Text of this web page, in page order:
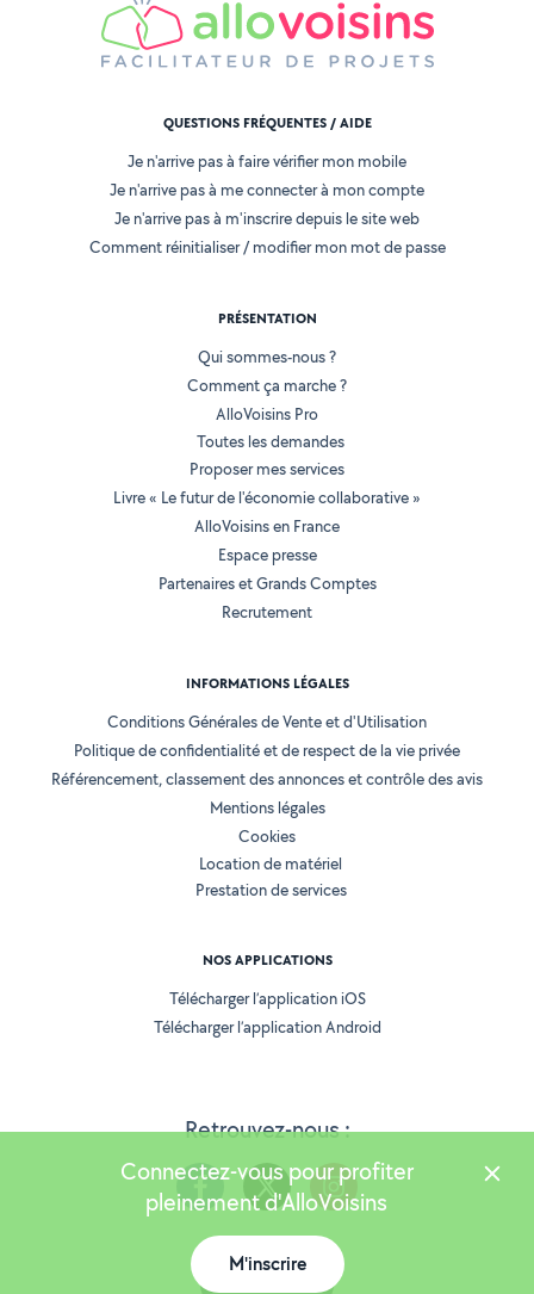
Retrouvez-nous :
QUESTIONS FRÉQUENTES / AIDE
Je n'arrive pas à faire vérifier mon mobile
Je n'arrive pas à me connecter à mon compte
Je n'arrive pas à m'inscrire depuis le site web
Comment réinitialiser / modifier mon mot de passe
PRÉSENTATION
Qui sommes-nous ?
Comment ça marche ?
AlloVoisins Pro
Toutes les demandes
Proposer mes services
Livre « Le futur de l'économie collaborative »
AlloVoisins en France
Espace presse
Partenaires et Grands Comptes
Recrutement
INFORMATIONS LÉGALES
Conditions Générales de Vente et d'Utilisation
Politique de confidentialité et de respect de la vie privée
Référencement, classement des annonces et contrôle des avis
Mentions légales
Cookies
Location de matériel
Prestation de services
NOS APPLICATIONS
Télécharger l’application iOS
Télécharger l’application Android
Version 25.5.3
Connectez-vous pour profiter
pleinement d'AlloVoisins
M'inscrire